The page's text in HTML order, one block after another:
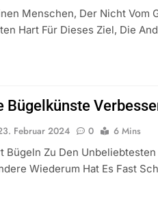
Menschen, Der Nicht Vom
Hart Für Dieses Ziel, Die
Bügelkünste
Februar 2024 0
6 Mins
Bügeln Zu Den
Wiederum Hat Es Fast